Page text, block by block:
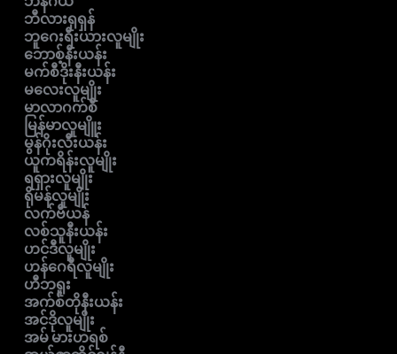
ဘီလားရုရှန်
ဘူဂေးရီးယားလူမျိုး
ဘောစ့်နီးယန်း
မက်စီဒိုးနီးယန်း
မလေးလူမျိုး
မာလာဂက်စီ
မြန်မာလူမျိူး
မွန်ဂိုးလီးယန်း
ယူကရိန်းလူမျိုး
ရရှားလူမျိုး
ရိုမန်လူမျိုး
လက်ဗီယန်
လစ်သူနီးယန်း
ဟင်ဒီလူမျိုး
ဟန်ဂေရီလူမျိုး
ဟီဘရူး
အက်စ်တိုနီးယန်း
အင်ဒိုလူမျိုး
အမ် မားဟရစ်